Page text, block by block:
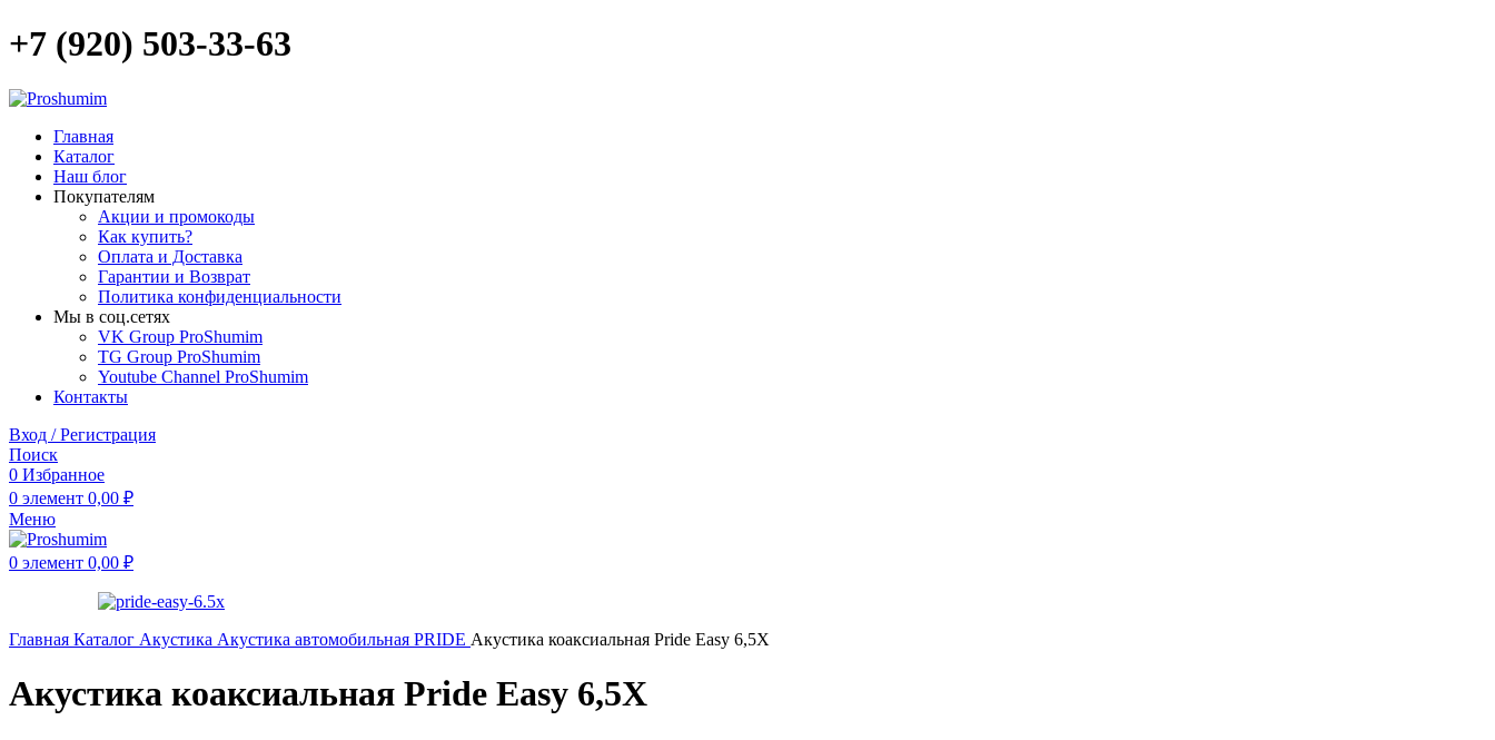
+7 (920) 503-33-63
Главная
Каталог
Наш блог
Покупателям
Акции и промокоды
Как купить?
Оплата и Доставка
Гарантии и Возврат
Политика конфиденциальности
Мы в соц.сетях
VK Group ProShumim
TG Group ProShumim
Youtube Channel ProShumim
Контакты
Вход / Регистрация
Поиск
0 Избранное
0 элемент 0,00 ₽
Меню
0 элемент 0,00 ₽
Главная Каталог Акустика Акустика автомобильная PRIDE Акустика коаксиальная Pride Easy 6,5X
Акустика коаксиальная Pride Easy 6,5X